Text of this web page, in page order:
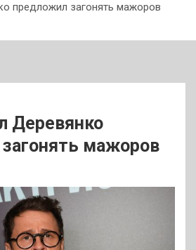
предложил загонять мажоров
Деревянко
мажоров